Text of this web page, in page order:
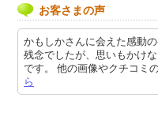
お客さまの声
かもしかさんに会えた感動
残念でしたが、思いもかけ
です。 他の画像やクチコ
ら